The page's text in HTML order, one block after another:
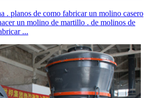
. planos de como fabricar un molino casero
un molino de martillo . de molinos de
...